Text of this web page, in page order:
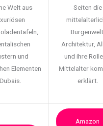
Welt aus
und
Elementen
Dubais.
Seiten die
Architektur,
und ihre
Mittelalter
erklärt.
Amazon